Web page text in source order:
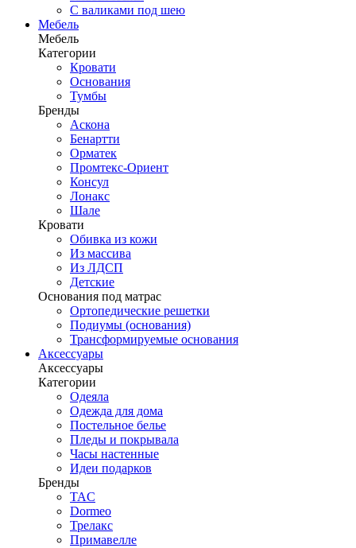
С валиками под шею
Мебель
Мебель
Категории
Кровати
Основания
Тумбы
Бренды
Аскона
Бенартти
Орматек
Промтекс-Ориент
Консул
Лонакс
Шале
Кровати
Обивка из кожи
Из массива
Из ЛДСП
Детские
Основания под матрас
Ортопедические решетки
Подиумы (основания)
Трансформируемые основания
Аксессуары
Аксессуары
Категории
Одеяла
Одежда для дома
Постельное белье
Пледы и покрывала
Часы настенные
Идеи подарков
Бренды
TAC
Dormeo
Трелакс
Примавелле